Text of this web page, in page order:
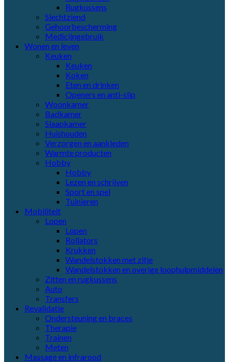
Rugkussens
Slechtziend
Gehoorbescherming
Medicijngebruik
Wonen en leven
Keuken
Keuken
Koken
Eten en drinken
Openers en anti-slip
Woonkamer
Badkamer
Slaapkamer
Huishouden
Verzorgen en aankleden
Warmte producten
Hobby
Hobby
Lezen en schrijven
Sport en spel
Tuinieren
Mobiliteit
Lopen
Lopen
Rollators
Krukken
Wandelstokken met zitje
Wandelstokken en overige loophulpmiddelen
Zitten en rugkussens
Auto
Transfers
Revalidatie
Ondersteuning en braces
Therapie
Trainen
Meten
Massage en infrarood